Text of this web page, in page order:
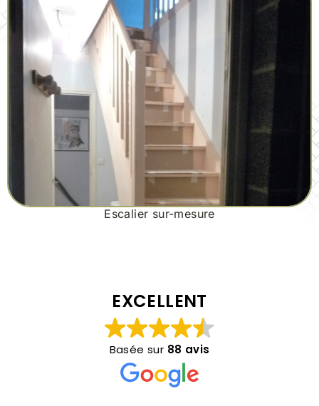
Escalier sur-mesure
EXCELLENT
Basée sur 88 avis